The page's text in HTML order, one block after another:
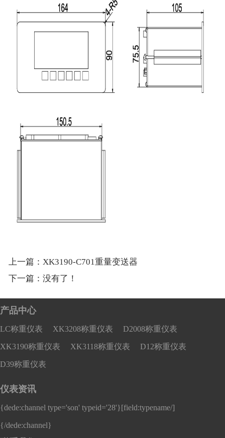
上一篇： XK3190-C701重量变送器
下一篇：没有了！
产品中心
LC称重仪表 XK3208称重仪表 D2008称重仪表
XK3190称重仪表 XK3118称重仪表 D12称重仪表
D39称重仪表
仪表资讯
{dede:channel type='son' typeid='28'}[field:typename/]
{/dede:channel}